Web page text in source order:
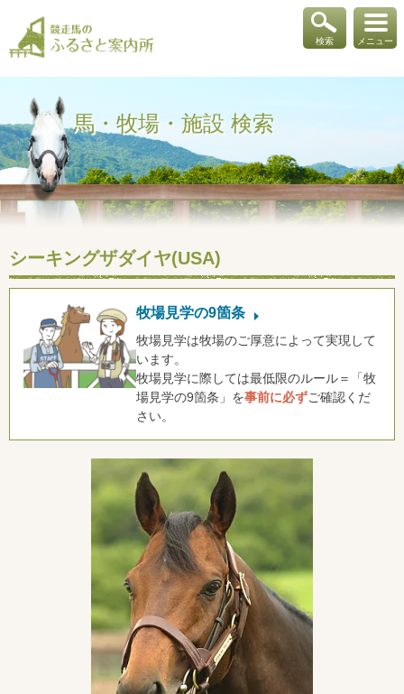
メニュー
検索
馬・牧場・施設 検索
シーキングザダイヤ(USA)
牧場見学の9箇条
牧場見学は牧場のご厚意によって実現して
います。
牧場見学に際しては最低限のルール＝「牧
場見学の9箇条」を事前に必ずご確認くだ
さい。